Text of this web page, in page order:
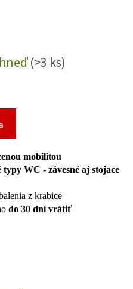
(>3 ks)
mobilitou
WC - závesné aj stojace
z krabice
do 30 dní vrátiť